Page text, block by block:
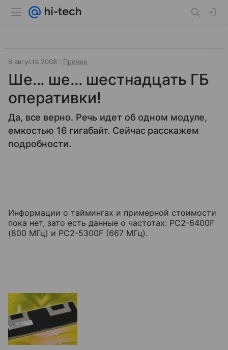
6 августа 2008 Прочее
Ше... ше... шестнадцать ГБ
оперативки!
Да, все верно. Речь идет об одном модуле,
емкостью 16 гигабайт. Сейчас расскажем
подробности.
Информации о таймингах и примерной стоимости
пока нет, зато есть данные о частотах: PC2-6400F
(800 МГц) и PC2-5300F (667 МГц).